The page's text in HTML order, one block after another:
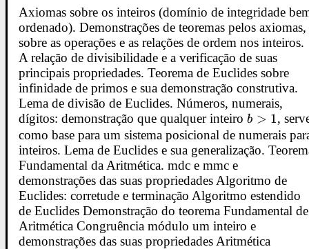
Axiomas sobre os inteiros (domínio de integridade
ordenado). Demonstrações de teoremas pelos axiomas,
sobre as operações e as relações de ordem nos inteiros.
A relação de divisibilidade e a verificação de suas
principais propriedades. Teorema de Euclides sobre
infinidade de primos e sua demonstração construtiva.
Lema de divisão de Euclides. Números, numerais,
dígitos: demonstração que qualquer inteirob
>
1
b > 1,
como base para um sistema posicional de numerais
inteiros. Lema de Euclides e sua generalização.
Fundamental da Aritmética. mdc e mmc e
demonstrações das suas propriedades Algoritmo de
Euclides: corretude e terminação Algoritmo estendido
de Euclides Demonstração do teorema Fundamental de
Aritmética Congruência módulo um inteiro e
demonstrações das suas propriedades Aritmética